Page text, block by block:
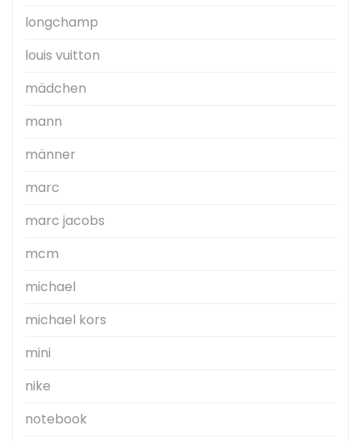
longchamp
louis vuitton
mädchen
mann
männer
marc
marc jacobs
mcm
michael
michael kors
mini
nike
notebook